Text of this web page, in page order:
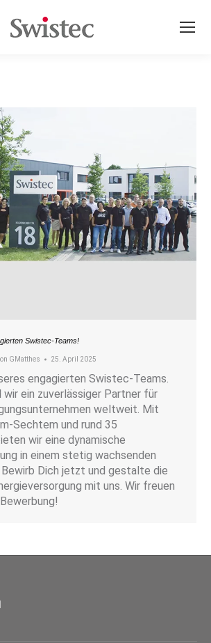
Swistec-Teams!
GMatthes 25. April 2025
engagierten Swistec-Teams.
ein zuverlässiger Partner für
weltweit. Mit
Sechtem und rund 35
wir eine dynamische
in einem stetig wachsenden
Bewirb Dich jetzt und gestalte die
mit uns. Wir freuen